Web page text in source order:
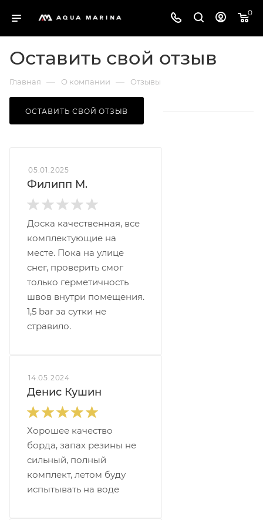
0
Оставить свой отзыв
Главная — О компании — Отзывы
ОСТАВИТЬ СВОЙ ОТЗЫВ
05.01.2025
Филипп М.
Доска качественная, все
комплектующие на
месте. Пока на улице
снег, проверить смог
только герметичность
швов внутри помещения.
1,5 bar за сутки не
стравило.
14.05.2024
Денис Кушин
Хорошее качество
борда, запах резины не
сильный, полный
комплект, летом буду
испытывать на воде